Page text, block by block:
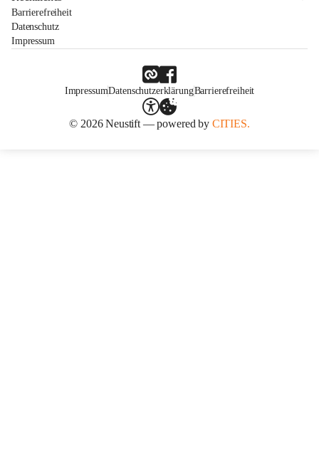
Barrierefreiheit
Datenschutz
Impressum
ImpressumDatenschutzerklärungBarrierefreiheit
© 2026 Neustift — powered by CITIES.